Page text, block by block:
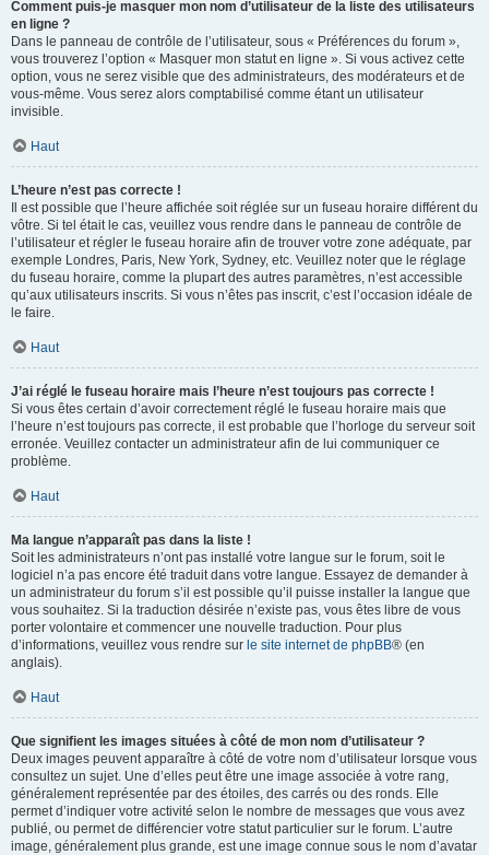
Comment puis-je masquer mon nom d’utilisateur de la liste des utilisateurs
en ligne ?
Dans le panneau de contrôle de l’utilisateur, sous « Préférences du forum »,
vous trouverez l’option « Masquer mon statut en ligne ». Si vous activez cette
option, vous ne serez visible que des administrateurs, des modérateurs et de
vous-même. Vous serez alors comptabilisé comme étant un utilisateur
invisible.
Haut
L’heure n’est pas correcte !
Il est possible que l’heure affichée soit réglée sur un fuseau horaire différent du
vôtre. Si tel était le cas, veuillez vous rendre dans le panneau de contrôle de
l’utilisateur et régler le fuseau horaire afin de trouver votre zone adéquate, par
exemple Londres, Paris, New York, Sydney, etc. Veuillez noter que le réglage
du fuseau horaire, comme la plupart des autres paramètres, n’est accessible
qu’aux utilisateurs inscrits. Si vous n’êtes pas inscrit, c’est l’occasion idéale de
le faire.
Haut
J’ai réglé le fuseau horaire mais l’heure n’est toujours pas correcte !
Si vous êtes certain d’avoir correctement réglé le fuseau horaire mais que
l’heure n’est toujours pas correcte, il est probable que l’horloge du serveur soit
erronée. Veuillez contacter un administrateur afin de lui communiquer ce
problème.
Haut
Ma langue n’apparaît pas dans la liste !
Soit les administrateurs n’ont pas installé votre langue sur le forum, soit le
logiciel n’a pas encore été traduit dans votre langue. Essayez de demander à
un administrateur du forum s’il est possible qu’il puisse installer la langue que
vous souhaitez. Si la traduction désirée n’existe pas, vous êtes libre de vous
porter volontaire et commencer une nouvelle traduction. Pour plus
d’informations, veuillez vous rendre sur le site internet de phpBB® (en
anglais).
Haut
Que signifient les images situées à côté de mon nom d’utilisateur ?
Deux images peuvent apparaître à côté de votre nom d’utilisateur lorsque vous
consultez un sujet. Une d’elles peut être une image associée à votre rang,
généralement représentée par des étoiles, des carrés ou des ronds. Elle
permet d’indiquer votre activité selon le nombre de messages que vous avez
publié, ou permet de différencier votre statut particulier sur le forum. L’autre
image, généralement plus grande, est une image connue sous le nom d’avatar